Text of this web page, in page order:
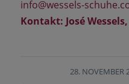
info@wessels-
Kontakt: José
28. NOVEMBER
/